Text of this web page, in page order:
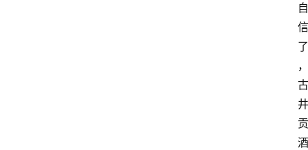
自
信
了
，
古
井
贡
酒